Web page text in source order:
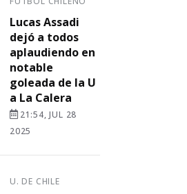
Lucas Assadi
dejó a todos
aplaudiendo en
notable
goleada de la U
a La Calera
21:54, JUL 28
2025
U. DE CHILE